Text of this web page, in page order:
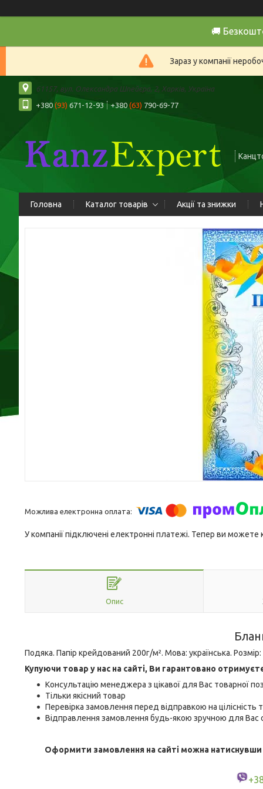
🚚
Зараз у компанії
61157, вул. Олександра Шпейєра, 2, Харків, Україна
+380(93) 671-12-93 +380 (63) 790-69-77
Головна Каталог товарів Акції та знижки
У компанії підключені електронні платежі. Тепер ви
Опис
Подяка. Папір крейдований 200г/м². Мова: українська. Розмір:
Купуючи товар у нас на сайті, Ви гарантовано
Консультацію менеджера з цікавої для Вас товарної
Тільки якісний товар
Перевірка замовлення перед відправкою на цілісність
Відправлення замовлення будь-якою зручною для
Оформити замовлення на сайті можна